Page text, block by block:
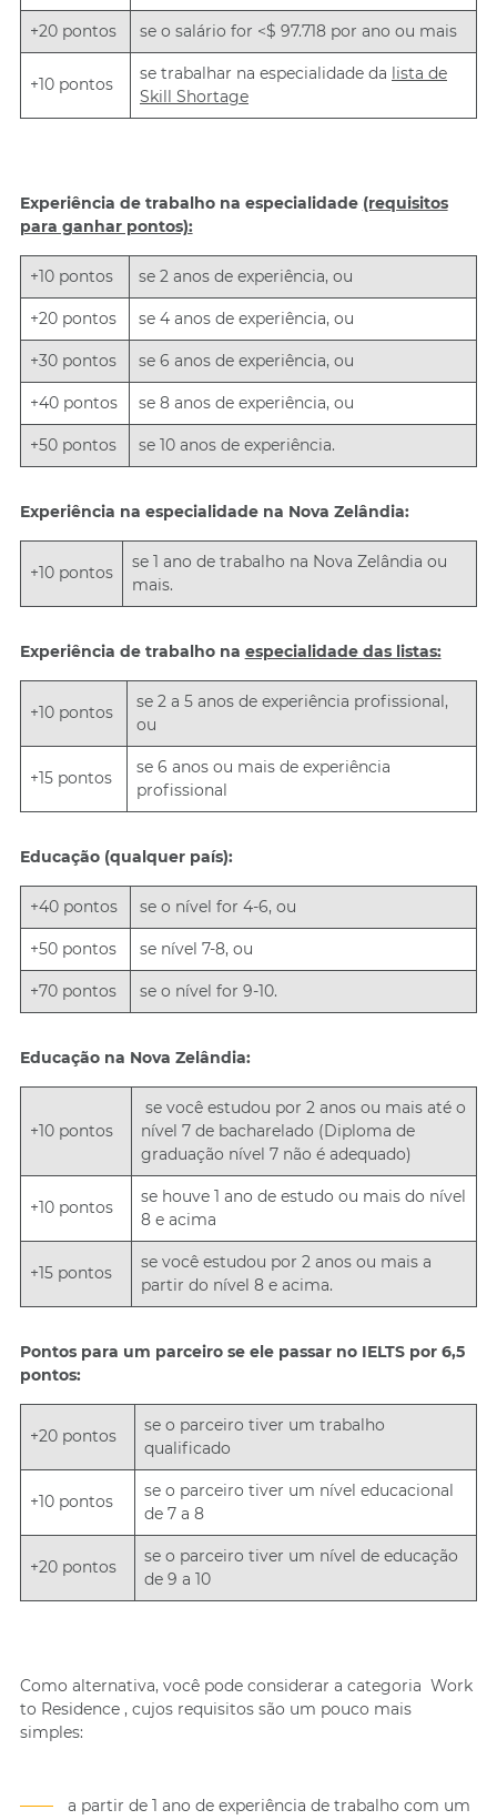
+20 pontos se o salário for <$ 97.718 por ano ou mais
+10 pontos
se trabalhar na especialidade da lista de
Skill Shortage
Experiência de trabalho na especialidade (requisitos
para ganhar pontos):
+10 pontos se 2 anos de experiência, ou
+20 pontos se 4 anos de experiência, ou
+30 pontos se 6 anos de experiência, ou
+40 pontos se 8 anos de experiência, ou
+50 pontos se 10 anos de experiência.
Experiência na especialidade na Nova Zelândia:
+10 pontos
se 1 ano de trabalho na Nova Zelândia ou
mais.
Experiência de trabalho na especialidade das listas:
+10 pontos
se 2 a 5 anos de experiência profissional,
ou
+15 pontos
se 6 anos ou mais de experiência
profissional
Educação (qualquer país):
+40 pontos se o nível for 4-6, ou
+50 pontos se nível 7-8, ou
+70 pontos se o nível for 9-10.
Educação na Nova Zelândia:
+10 pontos
se você estudou por 2 anos ou mais até o
nível 7 de bacharelado (Diploma de
graduação nível 7 não é adequado)
+10 pontos
se houve 1 ano de estudo ou mais do nível
8 e acima
+15 pontos
se você estudou por 2 anos ou mais a
partir do nível 8 e acima.
Pontos para um parceiro se ele passar no IELTS por 6,5
pontos:
+20 pontos
se o parceiro tiver um trabalho
qualificado
+10 pontos
se o parceiro tiver um nível educacional
de 7 a 8
+20 pontos
se o parceiro tiver um nível de educação
de 9 a 10
Como alternativa, você pode considerar a categoria Work
to Residence , cujos requisitos são um pouco mais
simples:
a partir de 1 ano de experiência de trabalho com um